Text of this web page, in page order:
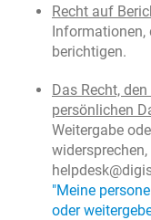
Recht auf
Informationen,
berichtigen.
Das Recht,
persönlichen
Weitergabe
"Meine
oder